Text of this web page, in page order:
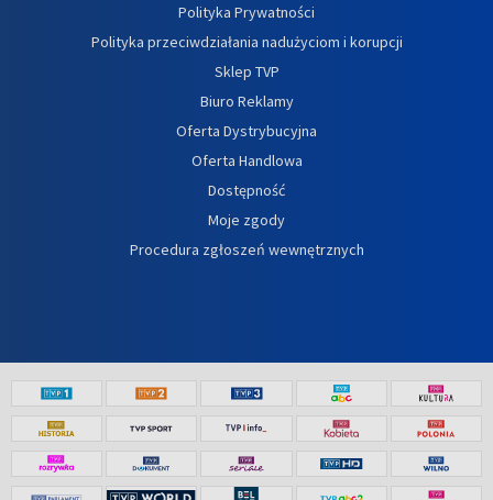
Polityka Prywatności
Polityka przeciwdziałania nadużyciom i korupcji
Sklep TVP
Biuro Reklamy
Oferta Dystrybucyjna
Oferta Handlowa
Dostępność
Moje zgody
Procedura zgłoszeń wewnętrznych